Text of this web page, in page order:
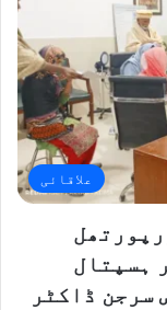
علاقائی
ہسپتال
سرجن ڈاکٹر